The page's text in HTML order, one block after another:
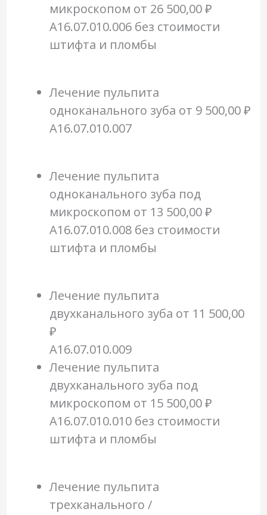
микроскопом от 26 500,00 ₽
A16.07.010.006 без стоимости
штифта и пломбы
Лечение пульпита
одноканального зуба от 9 500,00 ₽
A16.07.010.007
Лечение пульпита
одноканального зуба под
микроскопом от 13 500,00 ₽
A16.07.010.008 без стоимости
штифта и пломбы
Лечение пульпита
двухканального зуба от 11 500,00
₽
A16.07.010.009
Лечение пульпита
двухканального зуба под
микроскопом от 15 500,00 ₽
A16.07.010.010 без стоимости
штифта и пломбы
Лечение пульпита
трехканального /